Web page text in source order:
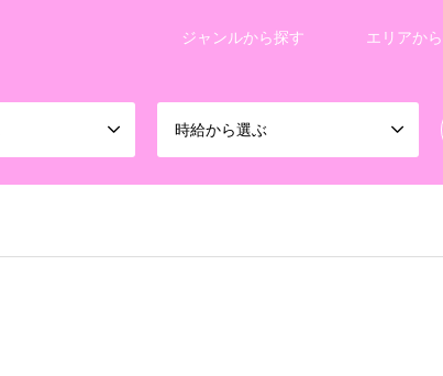
ジャンルから探す エリアか
時給から選ぶ